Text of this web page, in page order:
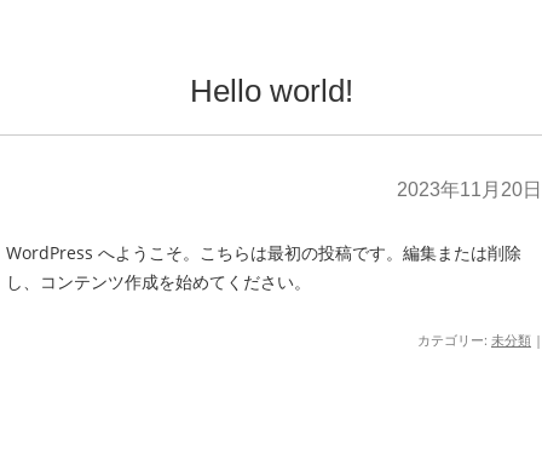
Hello world!
2023年11月20日
WordPress へようこそ。こちらは最初の投稿です。編集または削除
し、コンテンツ作成を始めてください。
カテゴリー: 未分類 |